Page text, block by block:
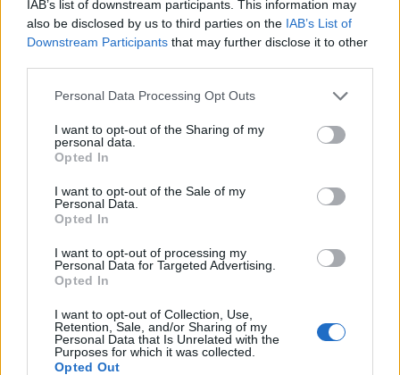
IAB’s list of downstream participants. This information may
also be disclosed by us to third parties on the IAB’s List of
Downstream Participants that may further disclose it to other
Personal Data Processing Opt Outs
I want to opt-out of the Sharing of my
personal data.
Opted In
I want to opt-out of the Sale of my
Personal Data.
Opted In
I want to opt-out of processing my
Personal Data for Targeted Advertising.
Opted In
I want to opt-out of Collection, Use,
Retention, Sale, and/or Sharing of my
Personal Data that Is Unrelated with the
Purposes for which it was collected.
Opted Out
09/08/2026 - 11:18 ΕΛΛΑΔΑ
ΔΗΜΟΦΙΛΗ
Αλ. Τσίπρας: Στις 2 Σεπτεμβρίου η παρουσίαση του
οικονομικού προγράμματος της ΕΛ.Α.Σ. στη
09/08/2026 - 10:03 ΠΟΛΙΤΙΚΗ
Στα 15 δισ. ευρώ ο στόχος για νέα δάνεια το 2026
- Η «ακτινογραφία» της κερδοφορίας των
τραπεζών το α΄ εξάμηνο
09/08/2026 - 10:52 ΤΡΑΠΕΖΕΣ